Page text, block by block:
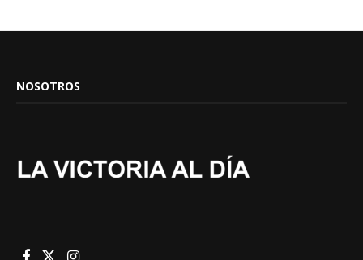
NOSOTROS